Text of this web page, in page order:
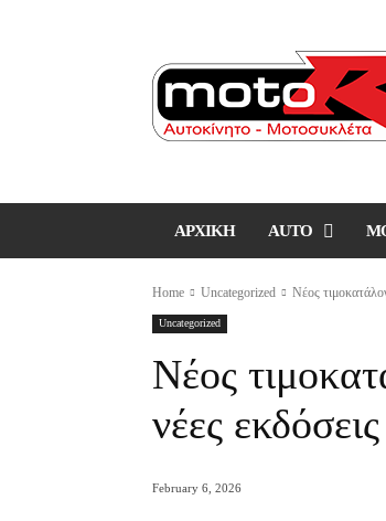
ΑΡΧΙΚΗ AUTO
Home Uncategorized Νέος
Uncategorized
Νέος
νέες
February 6, 2026